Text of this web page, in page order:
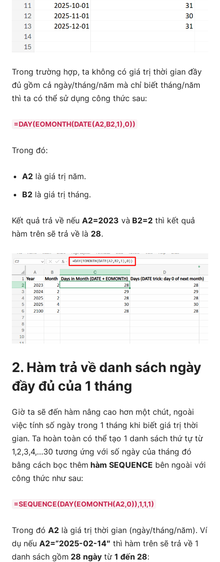
Trong trường hợp, ta không có giá trị thời gian đầy
đủ gồm cả ngày/tháng/năm mà chỉ biết tháng/năm
thì ta có thể sử dụng công thức sau:
=DAY(EOMONTH(DATE(A2,B2,1),0))
Trong đó:
A2 là giá trị năm.
B2 là giá trị tháng.
Kết quả trả về nếu A2=2023 và B2=2 thì kết quả
hàm trên sẽ trả về là 28.
2. Hàm trả về danh sách ngày
đầy đủ của 1 tháng
Giờ ta sẽ đến hàm nâng cao hơn một chút, ngoài
việc tính số ngày trong 1 tháng khi biết giá trị thời
gian. Ta hoàn toàn có thể tạo 1 danh sách thứ tự từ
1,2,3,4,…30 tương ứng với số ngày của tháng đó
bằng cách bọc thêm hàm SEQUENCE bên ngoài với
công thức như sau:
=SEQUENCE(DAY(EOMONTH(A2,0)),1,1,1)
Trong đó A2 là giá trị thời gian (ngày/tháng/năm). Ví
dụ nếu A2=”2025-02-14″ thì hàm trên sẽ trả về 1
danh sách gồm 28 ngày từ 1 đến 28: